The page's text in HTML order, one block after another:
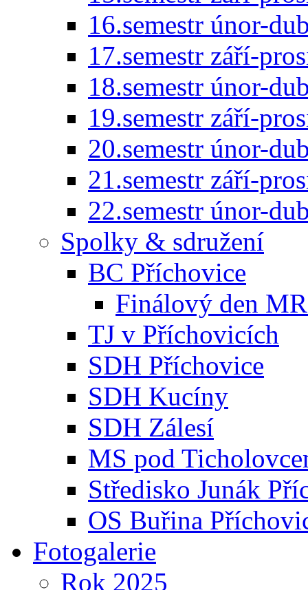
16.semestr únor-
17.semestr září-
18.semestr únor-
19.semestr září-
20.semestr únor-
21.semestr září-
22.semestr únor-
Spolky & sdružení
BC Příchovice
Finálový den
TJ v Příchovicích
SDH Příchovice
SDH Kucíny
SDH Zálesí
MS pod
Středisko Junák
OS Buřina
Fotogalerie
Rok 2025